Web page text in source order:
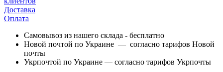
Доставка
Оплата
Самовывоз из нашего склада - бесплатно
Новой почтой по Украине — согласно тарифов Новой
почты
Укрпочтой по Украине — согласно тарифов Укрпочты